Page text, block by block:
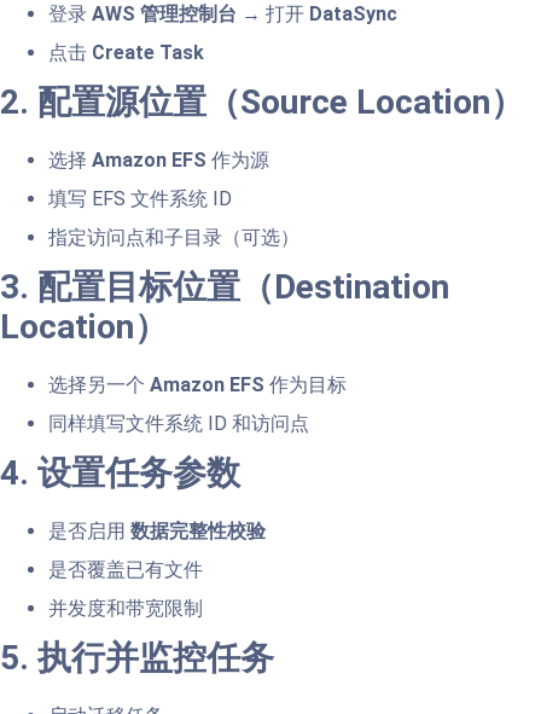
登录 AWS 管理控制台 → 打开 DataSync
点击 Create Task
2. 配置源位置（Source Location）
选择 Amazon EFS 作为源
填写 EFS 文件系统 ID
指定访问点和子目录（可选）
3. 配置目标位置（Destination
Location）
选择另一个 Amazon EFS 作为目标
同样填写文件系统 ID 和访问点
4. 设置任务参数
是否启用 数据完整性校验
是否覆盖已有文件
并发度和带宽限制
5. 执行并监控任务